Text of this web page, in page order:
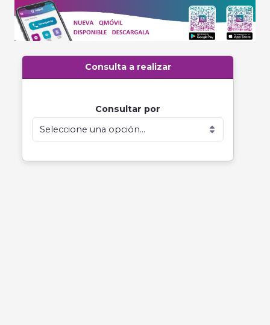
Consulta a realizar
Consultar por